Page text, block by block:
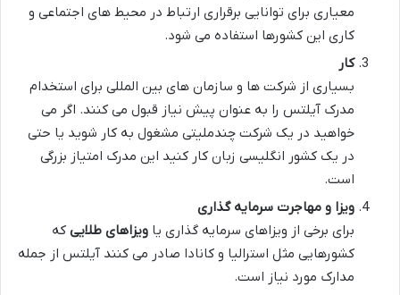
معیاری برای توانایی برقراری ارتباط در محیط های اجتماعی و
کاری این کشورها استفاده می شود​.
کار
بسیاری از شرکت ها و سازمان های بین المللی برای استخدام
مدرک آیلتس را به عنوان پیش نیاز قبول می کنند. اگر می
خواهید در یک شرکت چندملیتی مشغول به کار شوید یا حتی
در یک کشور انگلیسی زبان کار کنید این مدرک امتیاز بزرگی
است​​.
ویزا و مهاجرت سرمایه گذاری
برای برخی از ویزاهای سرمایه گذاری یا ویزاهای طلایی که
کشورهایی مثل استرالیا و کانادا صادر می کنند آیلتس از جمله
مدارک مورد نیاز است.